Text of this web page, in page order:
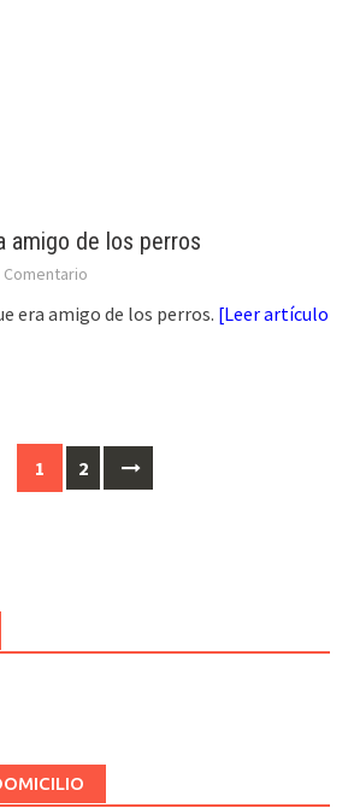
amigo de los perros
Comentario
era amigo de los perros. [Leer artículo
1 2